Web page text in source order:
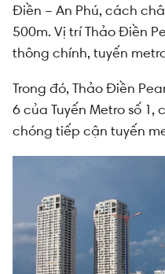
Điền – An Phú, cách
500m. Vị trí Thảo Điền
thông chính, tuyến
Trong đó, Thảo Điền
6 của Tuyến Metro số
chóng tiếp cận tuyến